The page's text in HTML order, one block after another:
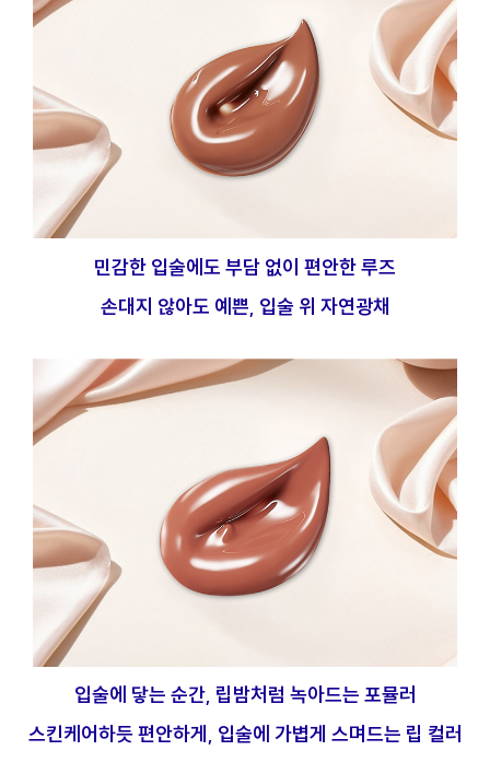
민감한 입술에도 부담 없이 편안한 루즈
손대지 않아도 예쁜, 입술 위 자연광채
입술에 닿는 순간, 립밤처럼 녹아드는 포뮬러
스킨케어하듯 편안하게, 입술에 가볍게 스며드는 립 컬러